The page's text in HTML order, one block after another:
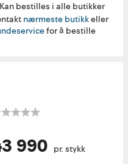
Kan bestilles i alle butikker
nærmeste butikkeller
for å bestille
990 pr. stykk